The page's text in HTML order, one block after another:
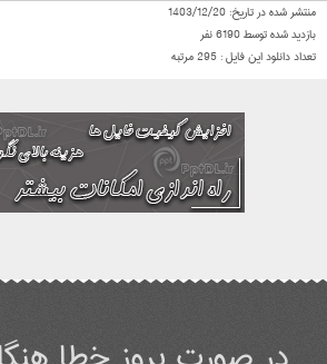
منتشر شده در تاریخ: 1403/12/20
بازدید شده توسط6190نفر
تعداد دانلود این فایل : 295مرتبه